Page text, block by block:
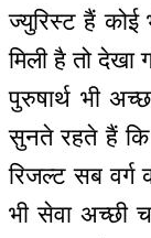
ज्युरिस्ट हैं कोई
मिली है तो
पुरुषार्थ भी
सुनते रहते हैं कि
रिजल्ट सब वर्ग
भी सेवा अच्छी